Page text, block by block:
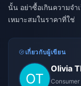
นั้น อย่าซื้อเกินความจ
เหมาะสมในราคาที่ใช่
เกี่ยวกับผู้เขียน
Olivia